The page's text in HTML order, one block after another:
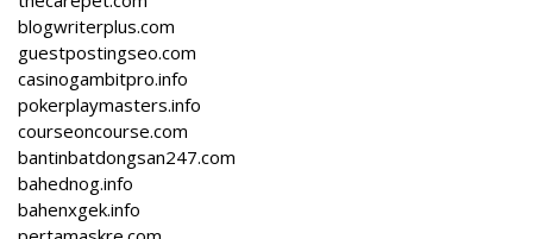
blogwriterplus.com
guestpostingseo.com
casinogambitpro.info
pokerplaymasters.info
courseoncourse.com
bantinbatdongsan247.com
bahednog.info
bahenxgek.info